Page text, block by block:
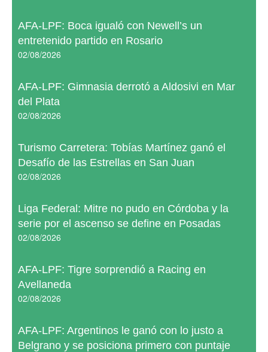
AFA-LPF: Boca igualó con Newell’s un
entretenido partido en Rosario
02/08/2026
AFA-LPF: Gimnasia derrotó a Aldosivi en Mar
del Plata
02/08/2026
Turismo Carretera: Tobías Martínez ganó el
Desafío de las Estrellas en San Juan
02/08/2026
Liga Federal: Mitre no pudo en Córdoba y la
serie por el ascenso se define en Posadas
02/08/2026
AFA-LPF: Tigre sorprendió a Racing en
Avellaneda
02/08/2026
AFA-LPF: Argentinos le ganó con lo justo a
Belgrano y se posiciona primero con puntaje